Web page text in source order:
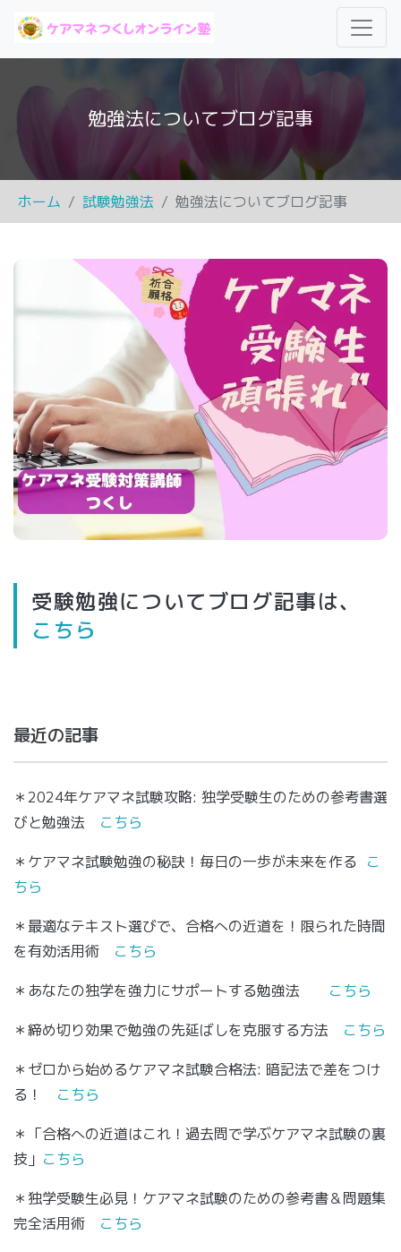
勉強法についてブログ記事
ホーム 試験勉強法 勉強法についてブログ記事
受験勉強についてブログ記事は、
こちら
最近の記事
＊2024年ケアマネ試験攻略: 独学受験生のための参考書選
びと勉強法 こちら
＊ケアマネ試験勉強の秘訣！毎日の一歩が未来を作る こ
ちら
＊最適なテキスト選びで、合格への近道を！限られた時間
を有効活用術 こちら
＊あなたの独学を強力にサポートする勉強法 こちら
＊締め切り効果で勉強の先延ばしを克服する方法 こちら
＊ゼロから始めるケアマネ試験合格法: 暗記法で差をつけ
る！ こちら
＊「合格への近道はこれ！過去問で学ぶケアマネ試験の裏
技」 こちら
＊独学受験生必見！ケアマネ試験のための参考書＆問題集
完全活用術 こちら